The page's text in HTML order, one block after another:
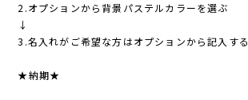
2.オプションから背景パステルカラーを選ぶ
↓
3.名入れがご希望な方はオプションから記入する
★納期★